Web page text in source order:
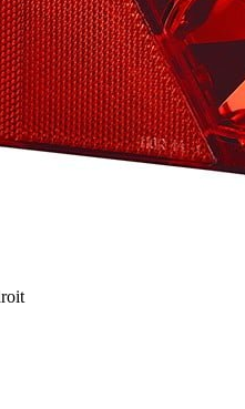
pour personnaliser le contenu et
des informations sur votre
ces informations avec d'autres
permettant d'identifier